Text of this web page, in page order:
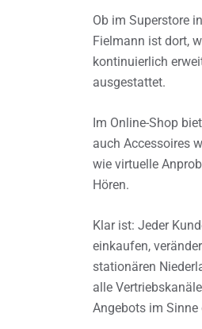
Ob im Superstore
Fielmann ist dort,
kontinuierlich
ausgestattet.
Im Online-Shop
auch Accessoires
wie virtuelle
Hören.
Klar ist: Jeder
einkaufen,
stationären
alle
Angebots im